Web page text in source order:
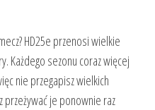
HD25e przenosi wielkie
Każdego sezonu coraz więcej
nie przegapisz wielkich
je ponownie raz